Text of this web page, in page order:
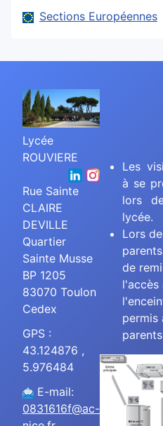
Sections Européennes
Lycée
ROUVIERE
Rue Sainte
CLAIRE
DEVILLE
Quartier
Sainte Musse
BP 1205
83070 Toulon
Cedex
GPS :
43.124876 ,
5.976484
E-mail:
0831616f@ac-
Les
à se
lors
lycée.
Lors
de
l'accès
permis